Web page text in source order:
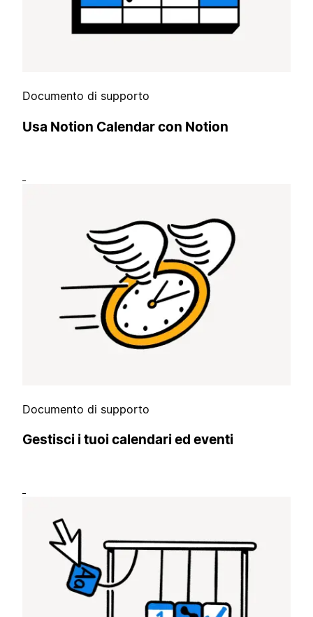
Documento di supporto
Usa Notion Calendar con Notion
Documento di supporto
Gestisci i tuoi calendari ed eventi